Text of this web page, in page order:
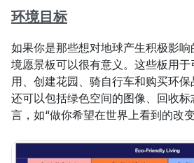
环境目标
如果你是那些想对地球产生积极影
境愿景板可以很有意义。这些板用
用、创建花园、骑自行车和购买环
还可以包括绿色空间的图像、回收
言，如“做你希望在世界上看到的改变